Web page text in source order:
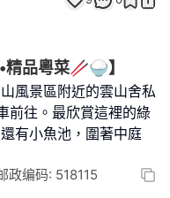
品粵菜🥢🍚】
風景區附近的雲山舍私
前往。最欣賞這裡的綠
有小魚池，圍著中庭
政编码: 518115